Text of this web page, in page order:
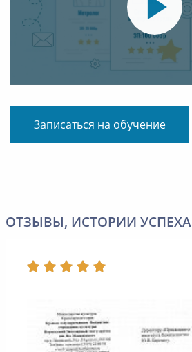
Записаться на обучение
ОТЗЫВЫ, ИСТОРИИ УСПЕХА